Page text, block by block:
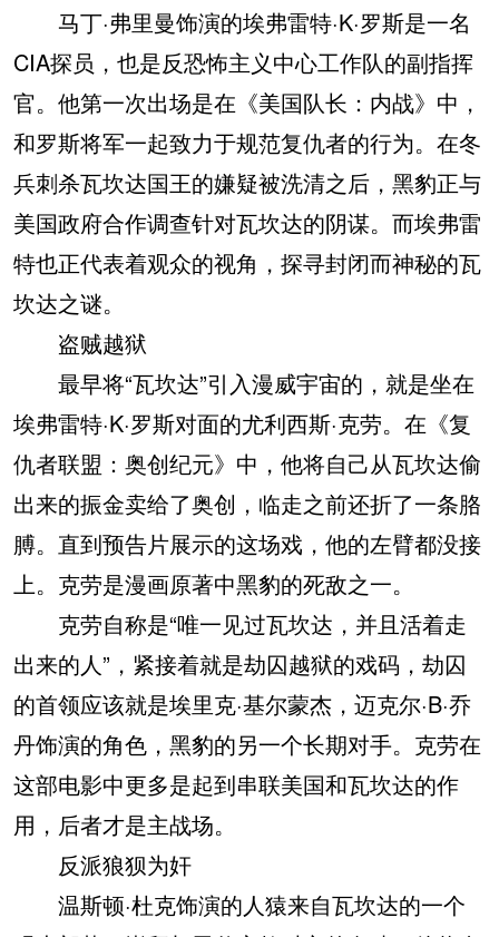
马丁·弗里曼饰演的埃弗雷特·K·罗斯是一名
CIA探员，也是反恐怖主义中心工作队的副指挥
官。他第一次出场是在《美国队长：内战》中，
和罗斯将军一起致力于规范复仇者的行为。在冬
兵刺杀瓦坎达国王的嫌疑被洗清之后，黑豹正与
美国政府合作调查针对瓦坎达的阴谋。而埃弗雷
特也正代表着观众的视角，探寻封闭而神秘的瓦
坎达之谜。
盗贼越狱
最早将“瓦坎达”引入漫威宇宙的，就是坐在
埃弗雷特·K·罗斯对面的尤利西斯·克劳。在《复
仇者联盟：奥创纪元》中，他将自己从瓦坎达偷
出来的振金卖给了奥创，临走之前还折了一条胳
膊。直到预告片展示的这场戏，他的左臂都没接
上。克劳是漫画原著中黑豹的死敌之一。
克劳自称是“唯一见过瓦坎达，并且活着走
出来的人”，紧接着就是劫囚越狱的戏码，劫囚
的首领应该就是埃里克·基尔蒙杰，迈克尔·B·乔
丹饰演的角色，黑豹的另一个长期对手。克劳在
这部电影中更多是起到串联美国和瓦坎达的作
用，后者才是主战场。
反派狼狈为奸
温斯顿·杜克饰演的人猿来自瓦坎达的一个